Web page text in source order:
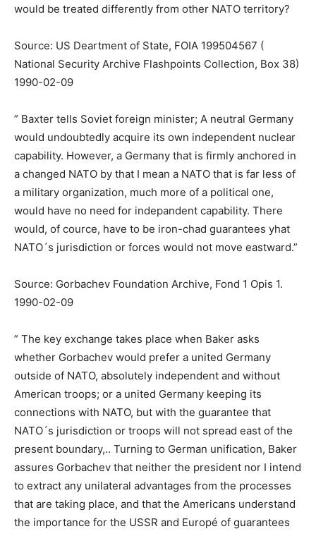
would be treated differently from other NATO territory?
Source: US Deartment of State, FOIA 199504567 (
National Security Archive Flashpoints Collection, Box 38)
1990-02-09
” Baxter tells Soviet foreign minister; A neutral Germany
would undoubtedly acquire its own independent nuclear
capability. However, a Germany that is firmly anchored in
a changed NATO by that I mean a NATO that is far less of
a military organization, much more of a political one,
would have no need for indepandent capability. There
would, of cource, have to be iron-chad guarantees yhat
NATO´s jurisdiction or forces would not move eastward.”
Source: Gorbachev Foundation Archive, Fond 1 Opis 1.
1990-02-09
” The key exchange takes place when Baker asks
whether Gorbachev would prefer a united Germany
outside of NATO, absolutely independent and without
American troops; or a united Germany keeping its
connections with NATO, but with the guarantee that
NATO´s jurisdiction or troops will not spread east of the
present boundary,.. Turning to German unification, Baker
assures Gorbachev that neither the president nor I intend
to extract any unilateral advantages from the processes
that are taking place, and that the Americans understand
the importance for the USSR and Europé of guarantees